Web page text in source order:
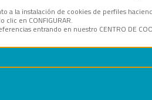
a la instalación de cookies de perfiles
en CONFIGURAR.
entrando en nuestro CENTRO DE